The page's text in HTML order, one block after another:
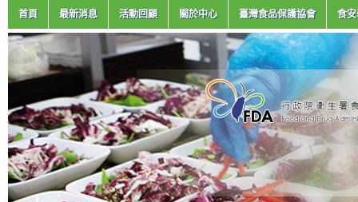
首頁 最新消息 活動回顧 關於中心 臺灣食品保護協會 食